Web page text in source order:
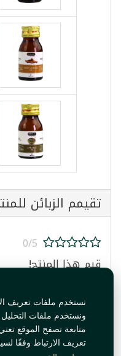
نستخدم ملفات تعريف
ونستخدم ملفات
متابعة تصفح الموقع
تعريف الارتباط وفقًا
تقيمم الزبائن
0/5
قيم هذا المنتج!